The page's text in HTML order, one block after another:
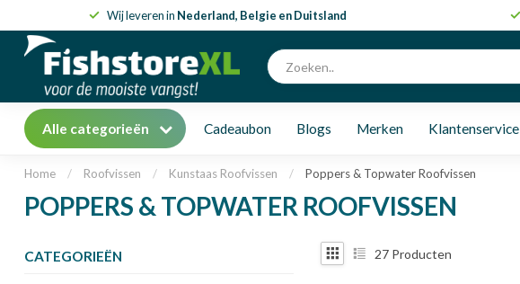
Wij leveren in Nederland, Belgie en Duitsland
Alle categorieën Cadeaubon Blogs Merken Klantenservice
Home / Roofvissen / Kunstaas Roofvissen / Poppers & Topwater Roofvissen
POPPERS & TOPWATER ROOFVISSEN
CATEGORIEËN 27 Producten